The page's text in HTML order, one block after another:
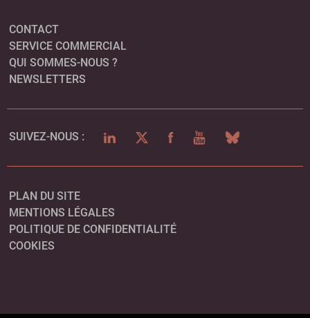
CONTACT
SERVICE COMMERCIAL
QUI SOMMES-NOUS ?
NEWSLETTERS
SUIVEZ-NOUS : LINKEDINTWITTERFACEBOOKYOUTUBEBLUESKY
PLAN DU SITE
MENTIONS LÉGALES
POLITIQUE DE CONFIDENTIALITÉ
COOKIES